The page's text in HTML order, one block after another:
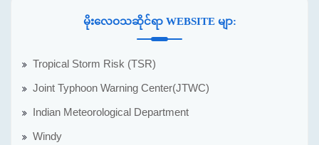
မိုးလေဝသဆိုင်ရာ WEBSITE မျာ:
Tropical Storm Risk (TSR)
Joint Typhoon Warning Center(JTWC)
Indian Meteorological Department
Windy